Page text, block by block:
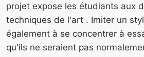
projet expose les étudiants aux
techniques de l'art . Imiter un
également à se concentrer à
qu'ils ne seraient pas